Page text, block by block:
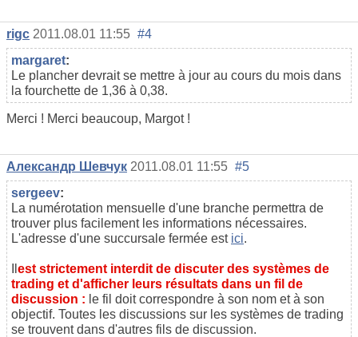
rigc 2011.08.01 11:55 #4
margaret:
Le plancher devrait se mettre à jour au cours du mois dans
la fourchette de 1,36 à 0,38.
Merci ! Merci beaucoup, Margot !
Александр Шевчук 2011.08.01 11:55 #5
sergeev:
La numérotation mensuelle d'une branche permettra de
trouver plus facilement les informations nécessaires.
L'adresse d'une succursale fermée est ici.
est strictement interdit de discuter des systèmes de
trading et d'afficher leurs résultats dans un fil de
discussion : le fil doit correspondre à son nom et à son
objectif. Toutes les discussions sur les systèmes de trading
se trouvent dans d'autres fils de discussion.